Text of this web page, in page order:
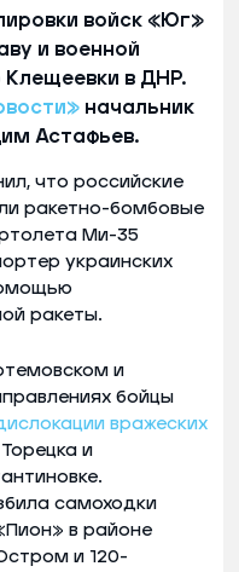
войск «Юг»
и военной
Клещеевки в ДНР.
начальник
Астафьев.
что российские
ракетно-бомбовые
Ми-35
украинских
ракеты.
и
бойцы
вражеских
и
самоходки
в районе
и 120-